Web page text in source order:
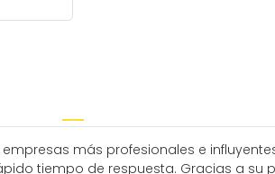
más profesionales e
tiempo de respuesta. Gracias a